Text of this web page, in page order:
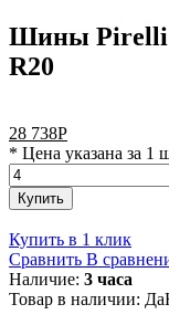
Шины Pirelli
R20
28 738Р
* Цена указана за 1
Купить
Купить в 1 клик
Сравнить В
Наличие: 3 часа
Товар в наличии: Да